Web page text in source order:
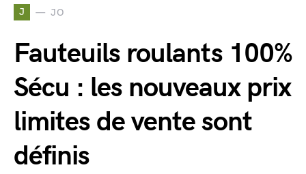
J JO
Fauteuils roulants 100%
Sécu : les nouveaux prix
limites de vente sont
définis